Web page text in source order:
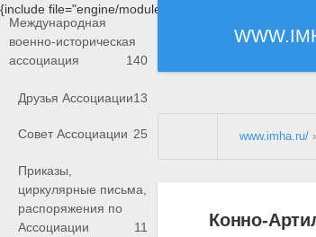
{include file="engine/modules/saperu/head.php"}
Международная
военно-историческая
ассоциация
140
Друзья Ассоциации13
Совет Ассоциации 25
Приказы,
циркулярные письма,
распоряжения по
Ассоциации
11
www.imha.ru/
Конно-